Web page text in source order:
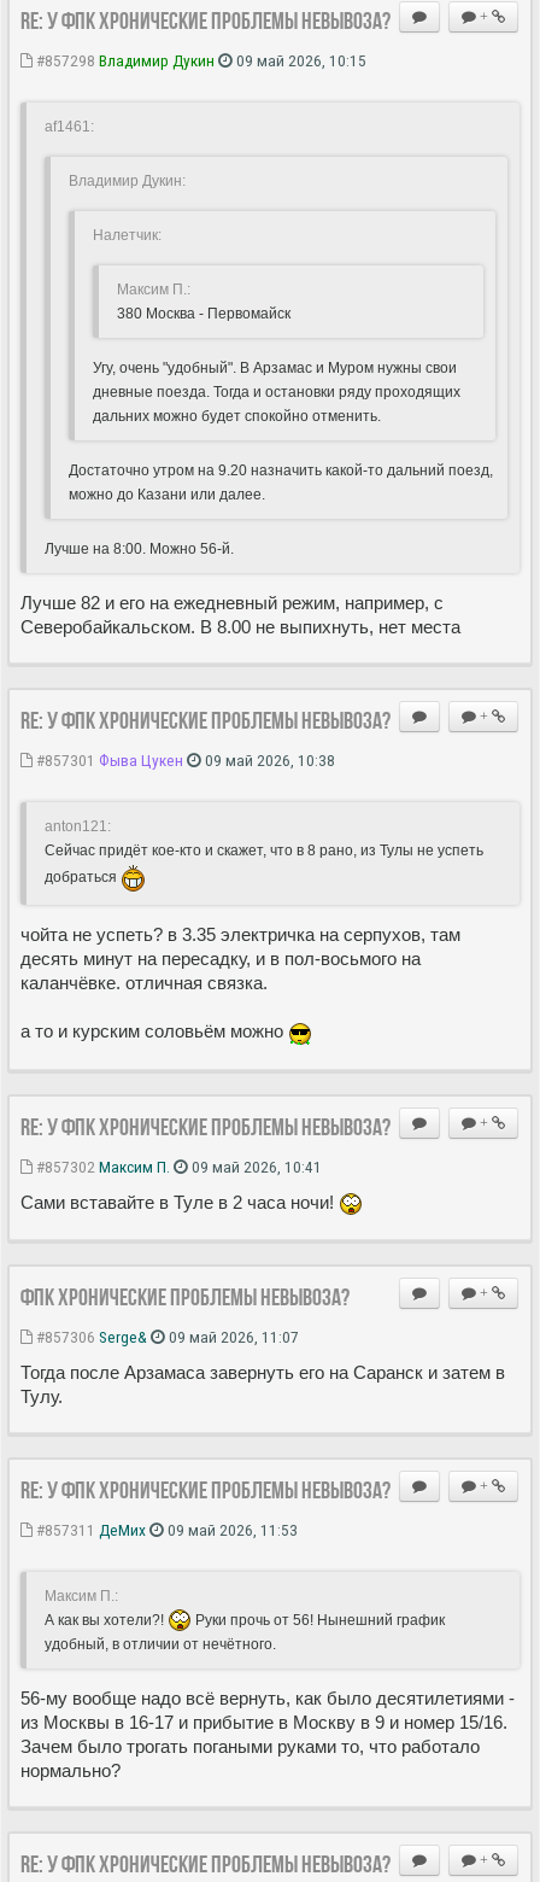
+
Re: У ФПК хронические проблемы невывоза?
#857298 Владимир Дукин 09 май 2026, 10:15
af1461:
Владимир Дукин:
Hалетчик:
Максим П.:
380 Москва - Первомайск
Угу, очень "удобный". В Арзамас и Муром нужны свои
дневные поезда. Тогда и остановки ряду проходящих
дальних можно будет спокойно отменить.
Достаточно утром на 9.20 назначить какой-то дальний поезд,
можно до Казани или далее.
Лучше на 8:00. Можно 56-й.
Лучше 82 и его на ежедневный режим, например, с
Северобайкальском. В 8.00 не выпихнуть, нет места
+
Re: У ФПК хронические проблемы невывоза?
#857301 Фыва Цукен 09 май 2026, 10:38
anton121:
Сейчас придёт кое-кто и скажет, что в 8 рано, из Тулы не успеть
добраться
чойта не успеть? в 3.35 электричка на серпухов, там
десять минут на пересадку, и в пол-восьмого на
каланчёвке. отличная связка.
а то и курским соловьём можно
+
Re: У ФПК хронические проблемы невывоза?
#857302 Максим П. 09 май 2026, 10:41
Сами вставайте в Туле в 2 часа ночи!
+
ФПК хронические проблемы невывоза?
#857306 Serge& 09 май 2026, 11:07
Тогда после Арзамаса завернуть его на Саранск и затем в
Тулу.
+
Re: У ФПК хронические проблемы невывоза?
#857311 ДеМих 09 май 2026, 11:53
Максим П.:
А как вы хотели?!
Руки прочь от 56! Нынешний график
удобный, в отличии от нечëтного.
56-му вообще надо всё вернуть, как было десятилетиями -
из Москвы в 16-17 и прибытие в Москву в 9 и номер 15/16.
Зачем было трогать погаными руками то, что работало
нормально?
+
Re: У ФПК хронические проблемы невывоза?